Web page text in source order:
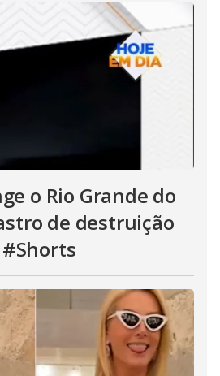
o Rio Grande do
de destruição